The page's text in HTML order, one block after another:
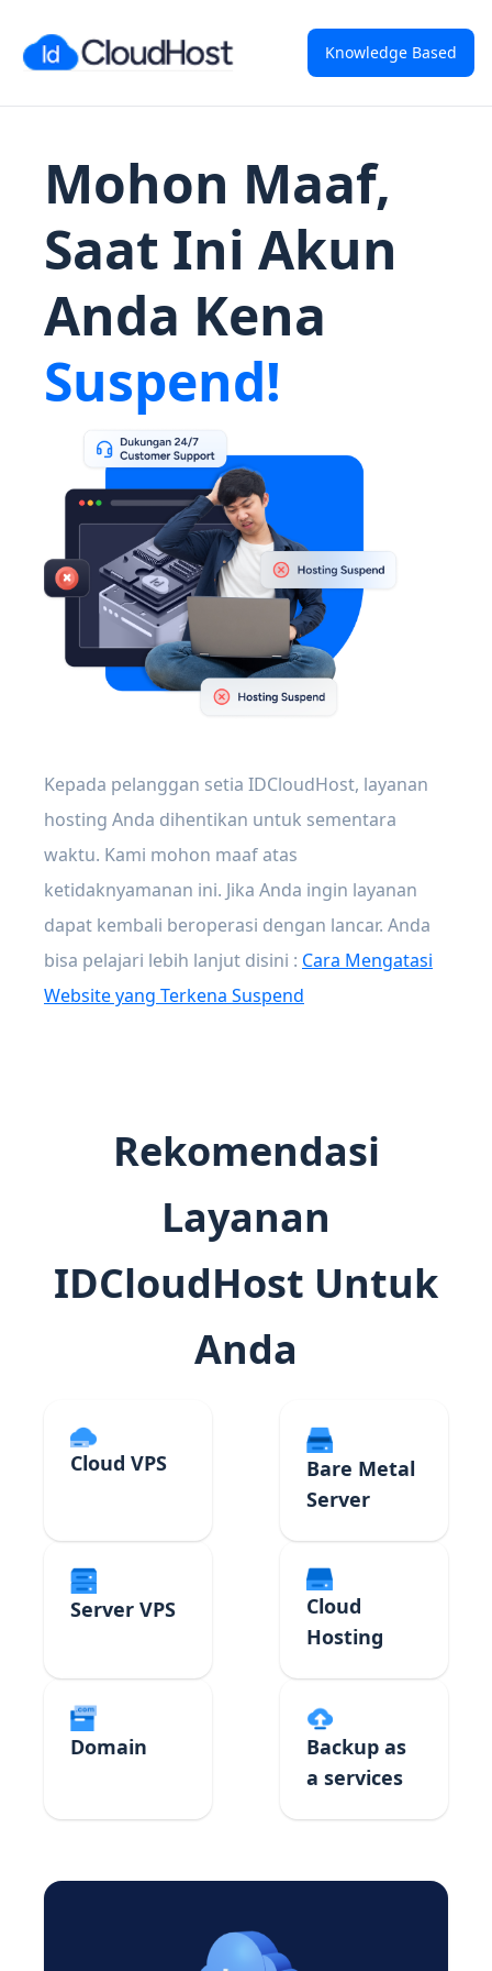
Knowledge Based
Mohon Maaf,
Saat Ini Akun
Anda Kena
Suspend!
Kepada pelanggan setia IDCloudHost, layanan
hosting Anda dihentikan untuk sementara
waktu. Kami mohon maaf atas
ketidaknyamanan ini. Jika Anda ingin layanan
dapat kembali beroperasi dengan lancar. Anda
bisa pelajari lebih lanjut disini : Cara Mengatasi
Website yang Terkena Suspend
Rekomendasi
Layanan
IDCloudHost Untuk
Anda
Cloud VPS
Bare Metal
Server
Server VPS
Cloud
Hosting
Domain
Backup as
a services